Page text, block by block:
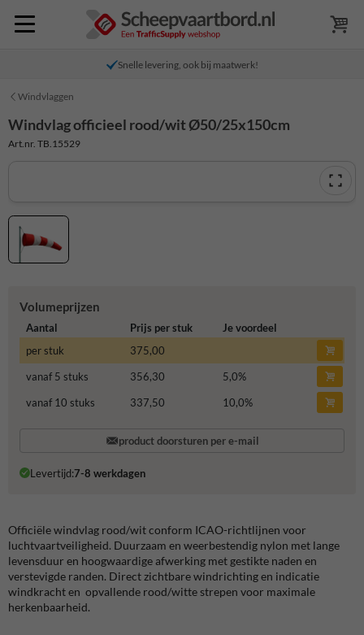
Snelle levering, ook bij maatwerk!
Windvlaggen
Windvlag officieel rood/wit Ø50/25x150cm
Art.nr. TB.15529
Volumeprijzen
Aantal Prijs per stuk
Je voordeel
per stuk
375,00
vanaf 5 stuks
356,30 5,0%
vanaf 10 stuks
337,50 10,0%
product doorsturen per e-mail
Levertijd:7-8 werkdagen
Officiële windvlag rood/wit conform ICAO-richtlijnen voor
luchtvaartveiligheid. Duurzaam en weerbestendig nylon met lange
levensduur en hoogwaardige afwerking met gestikte naden en
verstevigde randen. Direct zichtbare windrichting en indicatie
windkracht en opvallende rood/witte strepen voor maximale
herkenbaarheid.